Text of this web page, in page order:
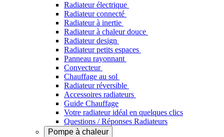
Radiateur électrique
Radiateur connecté
Radiateur à inertie
Radiateur à chaleur douce
Radiateur design
Radiateur petits espaces
Panneau rayonnant
Convecteur
Chauffage au sol
Radiateur réversible
Accessoires radiateurs
Guide Chauffage
Votre radiateur idéal en quelques clics
Questions / Réponses Radiateurs
Pompe à chaleur